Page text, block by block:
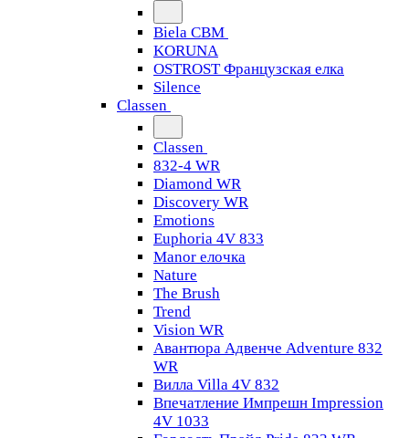
Biela CBM
KORUNA
OSTROST Французская елка
Silence
Classen
Classen
832-4 WR
Diamond WR
Discovery WR
Emotions
Euphoria 4V 833
Manor елочка
Nature
The Brush
Trend
Vision WR
Авантюра Адвенче Adventure 832
WR
Вилла Villa 4V 832
Впечатление Импрешн Impression
4V 1033